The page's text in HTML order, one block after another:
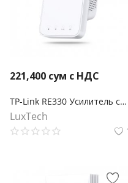
221,400 сум с НДС
TP-Link RE330 Усилитель сигнала Wi‑Fi AC1200 с поддержкой Mesh
LuxTech